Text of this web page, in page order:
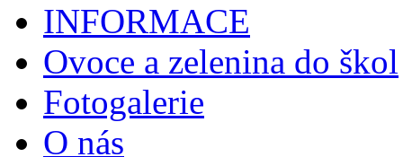
INFORMACE
Ovoce a zelenina do škol
Fotogalerie
O nás